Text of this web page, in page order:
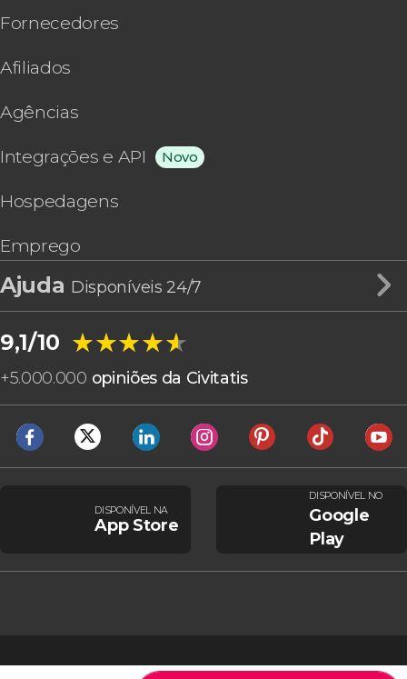
Fornecedores
Afiliados
Agências
Integrações e API Novo
Hospedagens
Emprego
Ajuda Disponíveis 24/7
9,1/10 ★★★★★
★★★★★
+5.000.000 opiniões da Civitatis
DISPONÍVEL NA
App Store
DISPONÍVEL NO
Google
Play